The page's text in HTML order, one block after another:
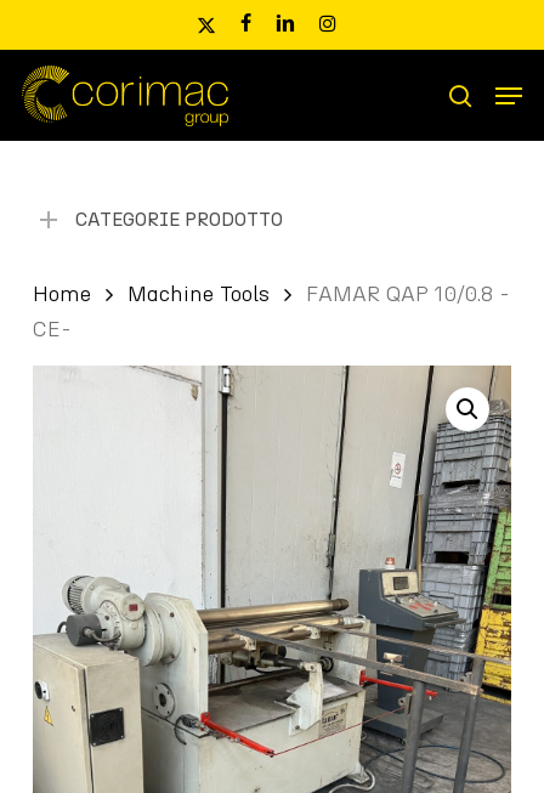
main
content
x-
facebooklinkedininstagram
Ricerca
prodotti
search
CATEGORIE PRODOTTO
Home Machine Tools
FAMAR QAP 10/0.8 -
CE-